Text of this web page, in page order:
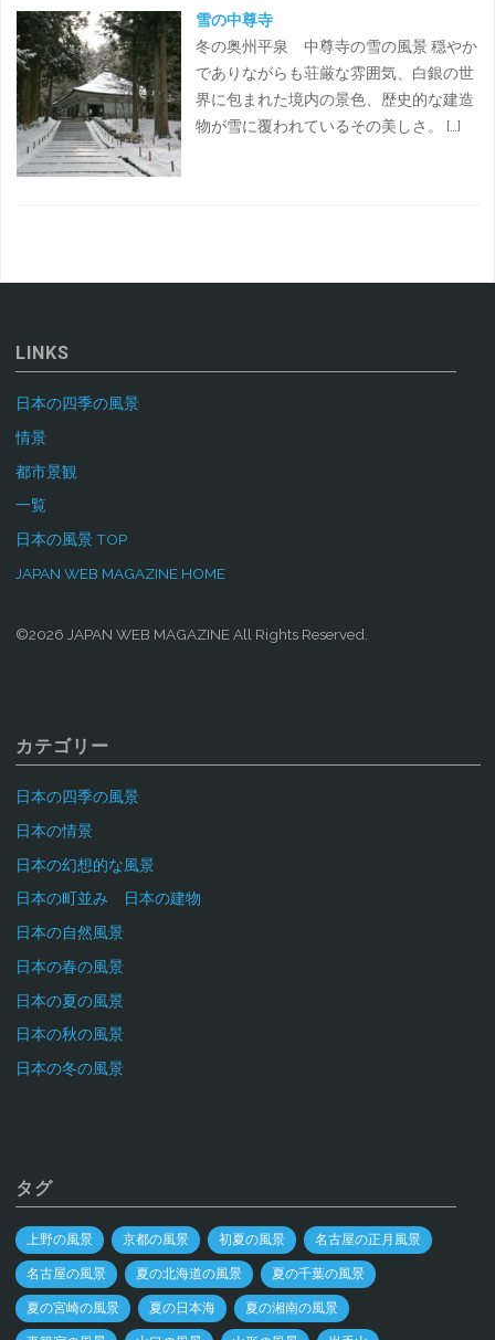
雪の中尊寺
冬の奥州平泉 中尊寺の雪の風景 穏やか
でありながらも荘厳な雰囲気、白銀の世
界に包まれた境内の景色、歴史的な建造
物が雪に覆われているその美しさ。 […]
LINKS
日本の四季の風景
情景
都市景観
一覧
日本の風景 TOP
JAPAN WEB MAGAZINE HOME
©2026 JAPAN WEB MAGAZINE All Rights Reserved.
カテゴリー
日本の四季の風景
日本の情景
日本の幻想的な風景
日本の町並み 日本の建物
日本の自然風景
日本の春の風景
日本の夏の風景
日本の秋の風景
日本の冬の風景
タグ
上野の風景 京都の風景 初夏の風景 名古屋の正月風景
名古屋の風景 夏の北海道の風景 夏の千葉の風景
夏の宮崎の風景 夏の日本海 夏の湘南の風景